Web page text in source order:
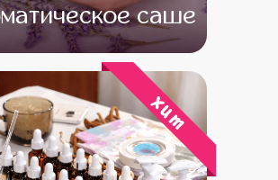
саше
от 13 000 от 11 000
хит